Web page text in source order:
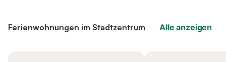
Ferienwohnungen im Stadtzentrum Alle anzeigen